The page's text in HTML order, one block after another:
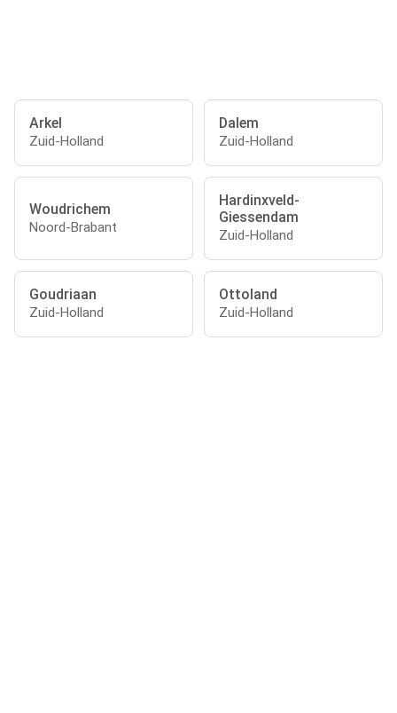
Arkel
Zuid-Holland
Dalem
Zuid-Holland
Woudrichem
Noord-Brabant
Hardinxveld-
Giessendam
Zuid-Holland
Goudriaan
Zuid-Holland
Ottoland
Zuid-Holland